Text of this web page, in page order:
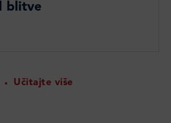
blitve
Učitajte više